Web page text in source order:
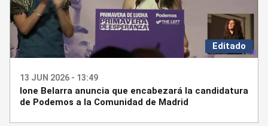
Editado
13 JUN 2026 - 13:49
Ione Belarra anuncia que encabezará la candidatura
de Podemos a la Comunidad de Madrid